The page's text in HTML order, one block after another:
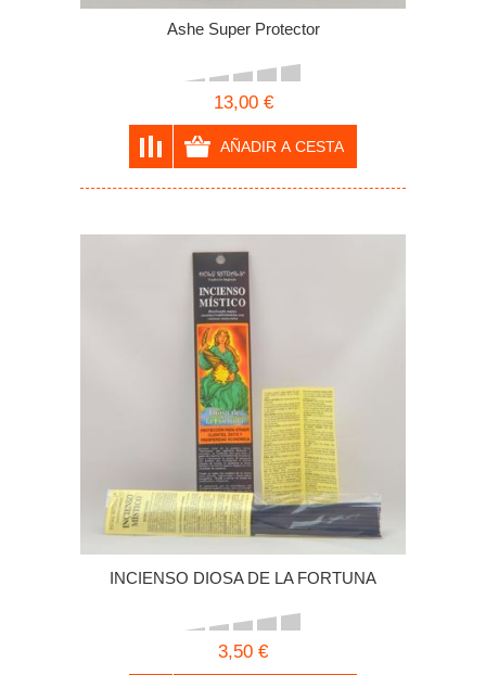
Ashe Super Protector
13,00 €
INCIENSO DIOSA DE LA FORTUNA
3,50 €